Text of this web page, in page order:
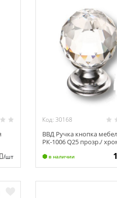
/шт
Код: 30168
ВВД Ручка кнопка
РК-1006 Q25 прозр./
в наличии